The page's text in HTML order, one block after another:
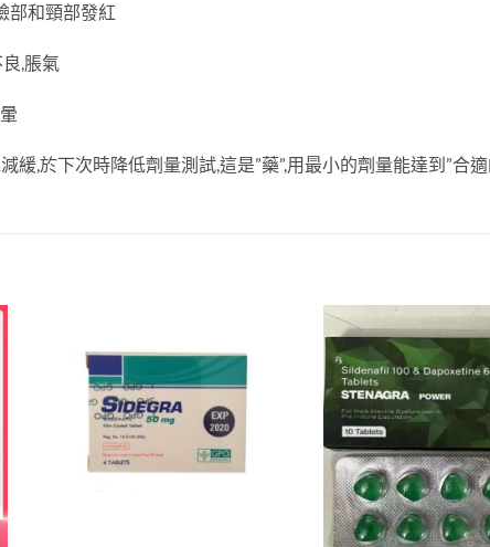
部和頸部發紅
,脹氣
緩,於下次時降低劑量測試,這是”藥”,用最小的劑量能達到”合